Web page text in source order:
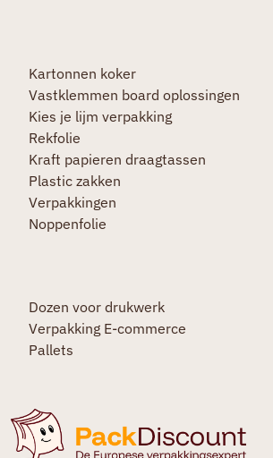
Kartonnen koker
Vastklemmen board oplossingen
Kies je lijm verpakking
Rekfolie
Kraft papieren draagtassen
Plastic zakken
Verpakkingen
Noppenfolie
Dozen voor drukwerk
Verpakking E-commerce
Pallets